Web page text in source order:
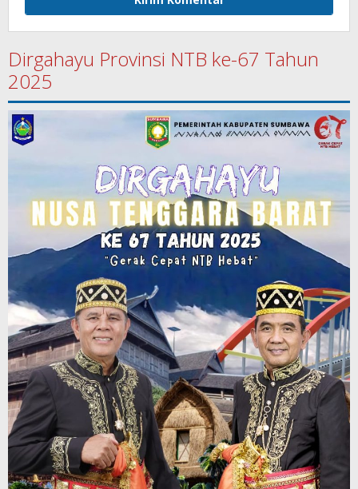
Dirgahayu Provinsi NTB ke-67 Tahun
2025